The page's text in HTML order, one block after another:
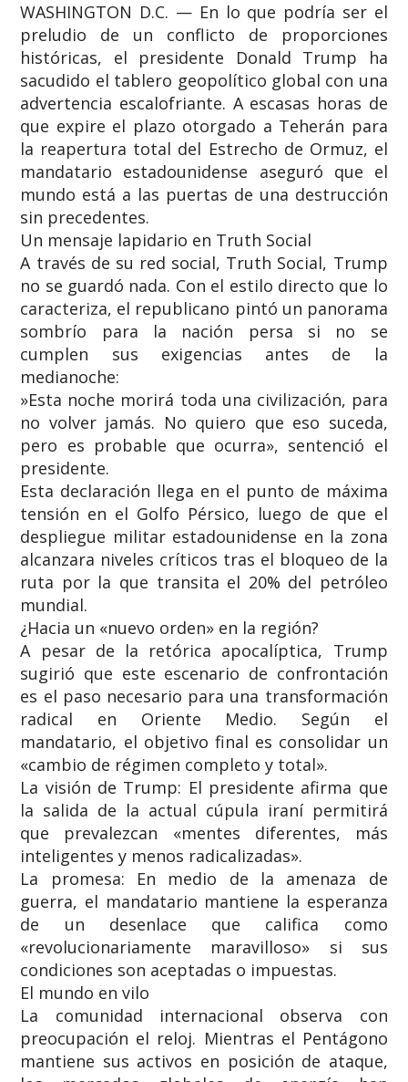
WASHINGTON D.C. — En lo que podría ser el
preludio de un conflicto de proporciones
históricas, el presidente Donald Trump ha
sacudido el tablero geopolítico global con una
advertencia escalofriante. A escasas horas de
que expire el plazo otorgado a Teherán para
la reapertura total del Estrecho de Ormuz, el
mandatario estadounidense aseguró que el
mundo está a las puertas de una destrucción
sin precedentes.
​Un mensaje lapidario en Truth Social
​A través de su red social, Truth Social, Trump
no se guardó nada. Con el estilo directo que lo
caracteriza, el republicano pintó un panorama
sombrío para la nación persa si no se
cumplen sus exigencias antes de la
medianoche:
​»Esta noche morirá toda una civilización, para
no volver jamás. No quiero que eso suceda,
pero es probable que ocurra», sentenció el
presidente.
​Esta declaración llega en el punto de máxima
tensión en el Golfo Pérsico, luego de que el
despliegue militar estadounidense en la zona
alcanzara niveles críticos tras el bloqueo de la
ruta por la que transita el 20% del petróleo
mundial.
​¿Hacia un «nuevo orden» en la región?
​A pesar de la retórica apocalíptica, Trump
sugirió que este escenario de confrontación
es el paso necesario para una transformación
radical en Oriente Medio. Según el
mandatario, el objetivo final es consolidar un
«cambio de régimen completo y total».
​La visión de Trump: El presidente afirma que
la salida de la actual cúpula iraní permitirá
que prevalezcan «mentes diferentes, más
inteligentes y menos radicalizadas».
​La promesa: En medio de la amenaza de
guerra, el mandatario mantiene la esperanza
de un desenlace que califica como
«revolucionariamente maravilloso» si sus
condiciones son aceptadas o impuestas.
​El mundo en vilo
​La comunidad internacional observa con
preocupación el reloj. Mientras el Pentágono
mantiene sus activos en posición de ataque,